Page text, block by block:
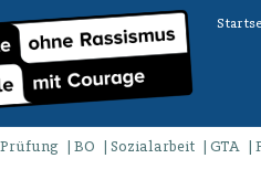
Prüfung BO Sozialarbeit GTA